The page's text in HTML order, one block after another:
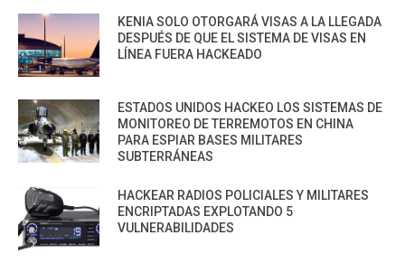
KENIA SOLO OTORGARÁ VISAS A LA LLEGADA
DESPUÉS DE QUE EL SISTEMA DE VISAS EN
LÍNEA FUERA HACKEADO
ESTADOS UNIDOS HACKEO LOS SISTEMAS DE
MONITOREO DE TERREMOTOS EN CHINA
PARA ESPIAR BASES MILITARES
SUBTERRÁNEAS
HACKEAR RADIOS POLICIALES Y MILITARES
ENCRIPTADAS EXPLOTANDO 5
VULNERABILIDADES